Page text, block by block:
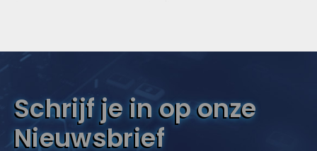
Schrijf je in op onze
Nieuwsbrief